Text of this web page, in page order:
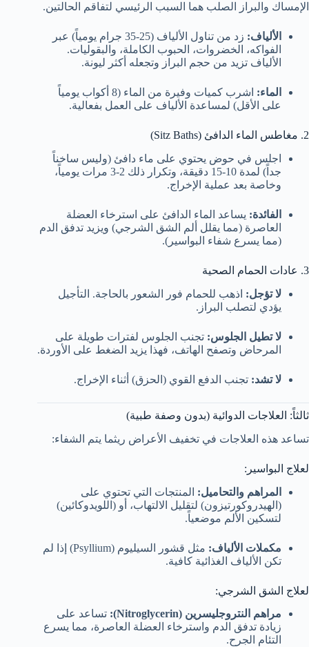
الإمساك والبراز الصلب هما السبب الرئيسي لتفاقم الحالتين.
الألياف:
زد من تناول الألياف (25-35 جرام يومياً) عبر
الفواكه، الخضروات، الحبوب الكاملة، والبقوليات.
الألياف تزيد من حجم البراز وتجعله أكثر ليونة.
الماء:
اشرب كميات وفيرة من الماء (8 أكواب يومياً
على الأقل) لمساعدة الألياف على العمل بفعالية.
2. مغاطس الماء الدافئ (Sitz Baths)
اجلس في حوض يحتوي على ماء دافئ (وليس ساخناً
جداً) لمدة 10-15 دقيقة، وتكرار ذلك 2-3 مرات يومياً،
وخاصة بعد عملية الإخراج.
الفائدة: يساعد الماء الدافئ على استرخاء العضلة
العاصرة (مما يقلل ألم الشق الشرجي) ويزيد تدفق الدم
(مما يسرع شفاء البواسير).
3. عادات الحمام الصحية
لا تؤجل: اذهب للحمام فور الشعور بالحاجة. التأجيل
يؤدي لتصلب البراز.
لا تطيل الجلوس: تجنب الجلوس لفترات طويلة على
المرحاض وتصفح الهاتف، فهذا يزيد الضغط على الأوردة.
لا تشد: تجنب الدفع القوي (الحزق) أثناء الإخراج.
ثالثاً: العلاجات الدوائية (بدون وصفة طبية)
تساعد هذه العلاجات في تخفيف الأعراض ريثما يتم الشفاء:
لعلاج البواسير:
المراهم والتحاميل: المنتجات التي تحتوي على
(الهيدروكورتيزون) لتقليل الالتهاب، أو (اللويدوكائين)
لتسكين الألم موضعياً.
مكملات الألياف:
مثل قشور السيليوم (Psyllium) إذا لم
تكن الألياف الغذائية كافية.
لعلاج الشق الشرجي:
مراهم النتروجليسرين (Nitroglycerin):
تساعد على
زيادة تدفق الدم واسترخاء العضلة العاصرة، مما يسرع
التئام الجرح.